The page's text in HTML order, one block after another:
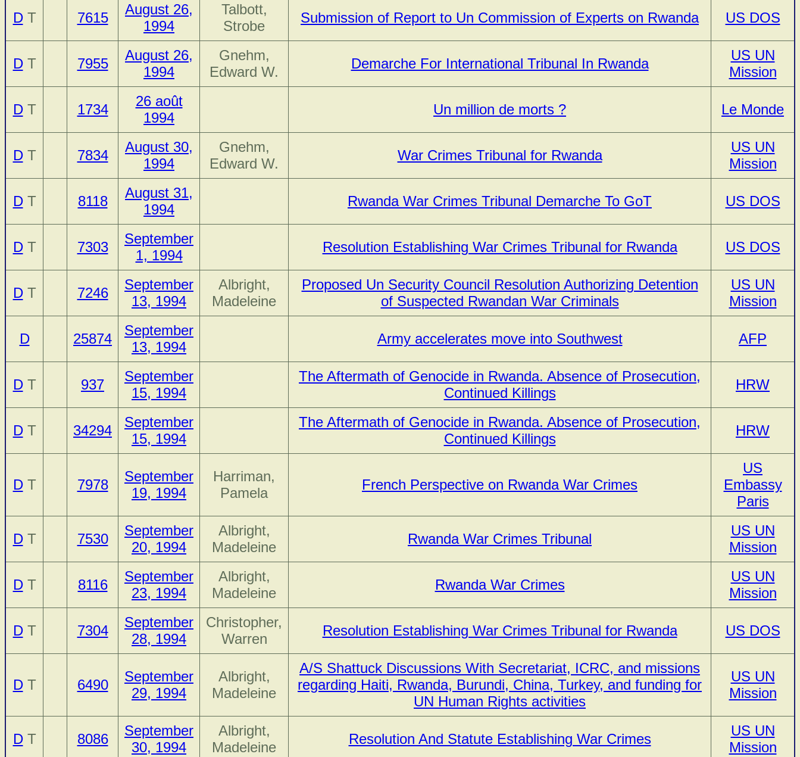
DT 7615
August 26,
1994
Talbott,
Strobe
Submission of Report to Un Commission of Experts on Rwanda US DOS
DT 7955
August 26,
1994
Gnehm,
Edward W.
Demarche For International Tribunal In Rwanda
US UN
Mission
DT 1734
26 août
1994
Un million de morts ? Le Monde
DT 7834
August 30,
1994
Gnehm,
Edward W.
War Crimes Tribunal for Rwanda
US UN
Mission
DT 8118
August 31,
1994
Rwanda War Crimes Tribunal Demarche To GoT US DOS
DT 7303
September
1, 1994
Resolution Establishing War Crimes Tribunal for Rwanda US DOS
DT 7246
September
13, 1994
Albright,
Madeleine
Proposed Un Security Council Resolution Authorizing Detention
of Suspected Rwandan War Criminals
US UN
Mission
D 25874
September
13, 1994
Army accelerates move into Southwest AFP
DT 937
September
15, 1994
The Aftermath of Genocide in Rwanda. Absence of Prosecution,
Continued Killings
HRW
DT 34294
September
15, 1994
The Aftermath of Genocide in Rwanda. Absence of Prosecution,
Continued Killings
HRW
DT 7978
September
19, 1994
Harriman,
Pamela
French Perspective on Rwanda War Crimes
US
Embassy
Paris
DT 7530
September
20, 1994
Albright,
Madeleine
Rwanda War Crimes Tribunal
US UN
Mission
DT 8116
September
23, 1994
Albright,
Madeleine
Rwanda War Crimes
US UN
Mission
DT 7304
September
28, 1994
Christopher,
Warren
Resolution Establishing War Crimes Tribunal for Rwanda US DOS
DT 6490
September
29, 1994
Albright,
Madeleine
A/S Shattuck Discussions With Secretariat, ICRC, and missions
regarding Haiti, Rwanda, Burundi, China, Turkey, and funding for
UN Human Rights activities
US UN
Mission
DT 8086
September
30, 1994
Albright,
Madeleine
Resolution And Statute Establishing War Crimes
US UN
Mission